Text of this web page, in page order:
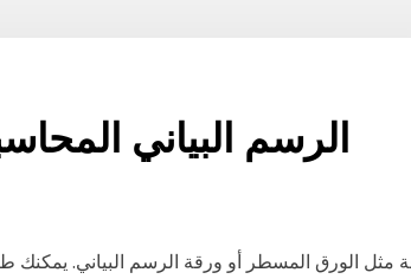
الرسم البياني
مثل الورق المسطر أو ورقة الرسم البياني.